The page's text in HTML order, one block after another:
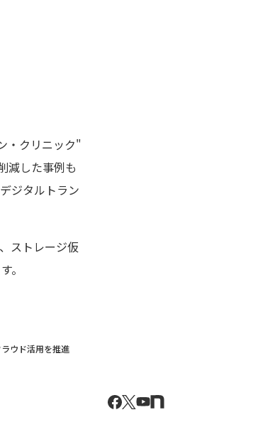
・クリニック"
減した事例も
ジタルトラン
ストレージ仮
。
ウド活用を推進